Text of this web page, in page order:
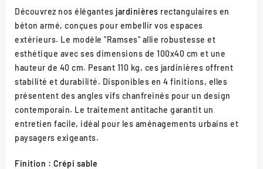
Découvrez nos élégantes jardinières rectangulaires en
béton armé, conçues pour embellir vos espaces
extérieurs. Le modèle "Ramses" allie robustesse et
esthétique avec ses dimensions de 100x40 cm et une
hauteur de 40 cm. Pesant 110 kg, ces jardinières offrent
stabilité et durabilité. Disponibles en 4 finitions, elles
présentent des angles vifs chanfreinés pour un design
contemporain. Le traitement antitache garantit un
entretien facile, idéal pour les aménagements urbains et
paysagers exigeants.
Finition : Crépi sable